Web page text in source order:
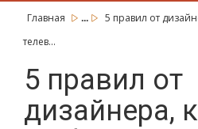
Главная ...
5 правил от
телев...
5 правил от
дизайнера,